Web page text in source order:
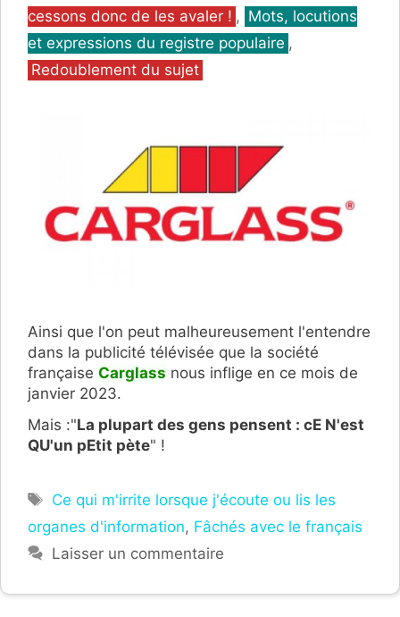
cessons donc de les avaler ! , Mots, locutions
et expressions du registre populaire ,
Redoublement du sujet
Ainsi que l'on peut malheureusement l'entendre
dans la publicité télévisée que la société
française Carglass nous inflige en ce mois de
janvier 2023.
Mais :"La plupart des gens pensent : cE N'est
QU'un pEtit pète" !
Étiquettes
Ce qui m'irrite lorsque j'écoute ou lis les
organes d'information, Fâchés avec le français
Laisser un commentaire